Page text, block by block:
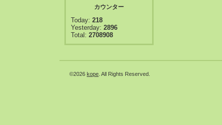
カウンター
Today: 218
Yesterday: 2896
Total: 2708908
©2026 kope . All Rights Reserved.